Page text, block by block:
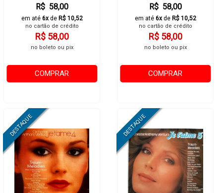
R$ 58,00
em até 6xde R$ 10,52
no cartão de crédito
R$ 58,00
no boleto ou pix
COMPRAR
R$ 58,00
em até 6xde R$ 10,52
no cartão de crédito
R$ 58,00
no boleto ou pix
COMPRAR